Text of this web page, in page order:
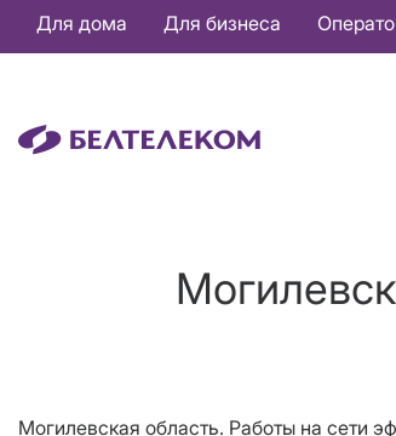
Основная
навигация
Для дома Для бизнеса
Могилевская область. Работы на сети